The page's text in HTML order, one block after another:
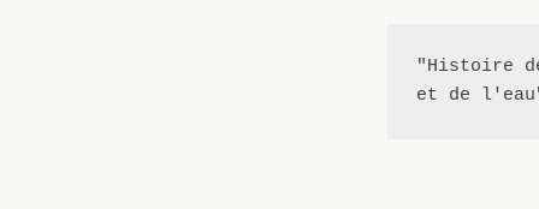
"Histoire
et de